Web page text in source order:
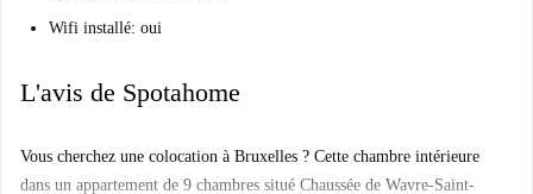
Wifi installé: oui
L'avis de Spotahome
Vous cherchez une colocation à Bruxelles ? Cette chambre intérieure
dans un appartement de 9 chambres situé Chaussée de Wavre-Saint-